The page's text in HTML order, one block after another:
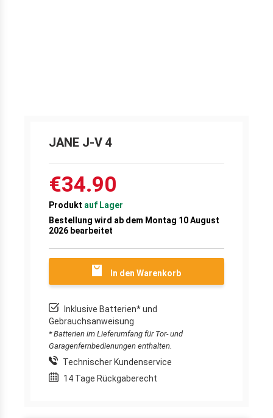
JANE J-V 4
€34.90
Produkt auf Lager
Bestellung wird ab dem Montag 10 August
2026 bearbeitet
In den Warenkorb
Inklusive Batterien* und
Gebrauchsanweisung
* Batterien im Lieferumfang für Tor- und
Garagenfernbedienungen enthalten.
Technischer Kundenservice
14 Tage Rückgaberecht